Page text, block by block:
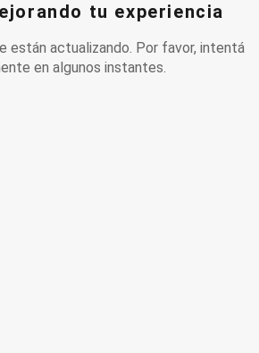
tu experiencia
están actualizando. Por favor, intentá
en algunos instantes.